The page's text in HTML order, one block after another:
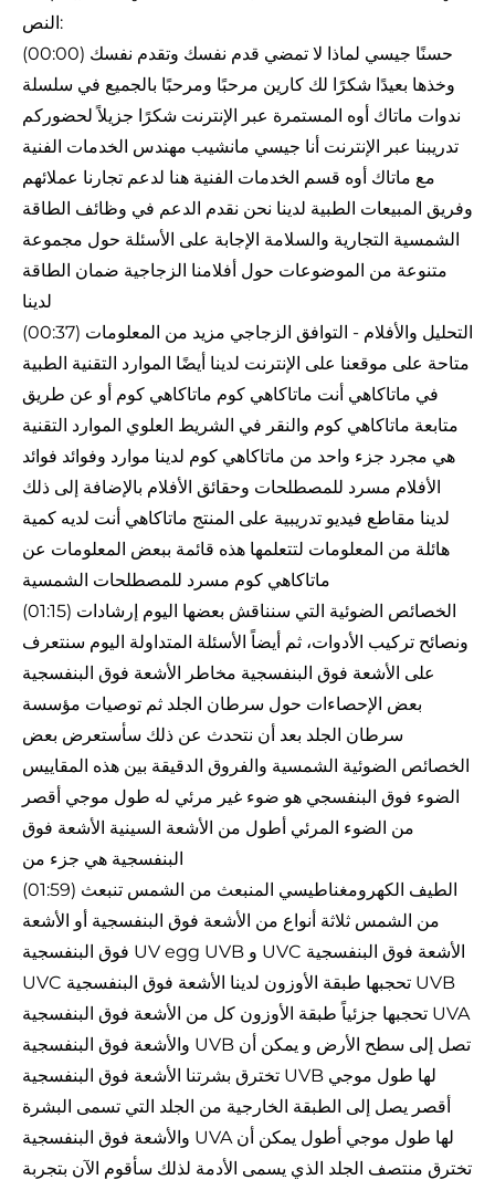
النص:
(00:00) حسنًا جيسي لماذا لا تمضي قدم نفسك وتقدم نفسك
وخذها بعيدًا شكرًا لك كارين مرحبًا ومرحبًا بالجميع في سلسلة
ندوات ماتاك أوه المستمرة عبر الإنترنت شكرًا جزيلاً لحضوركم
تدريبنا عبر الإنترنت أنا جيسي مانشيب مهندس الخدمات الفنية
مع ماتاك أوه قسم الخدمات الفنية هنا لدعم تجارنا عملائهم
وفريق المبيعات الطبية لدينا نحن نقدم الدعم في وظائف الطاقة
الشمسية التجارية والسلامة الإجابة على الأسئلة حول مجموعة
متنوعة من الموضوعات حول أفلامنا الزجاجية ضمان الطاقة
لدينا
(00:37) التحليل والأفلام - التوافق الزجاجي مزيد من المعلومات
متاحة على موقعنا على الإنترنت لدينا أيضًا الموارد التقنية الطبية
في ماتاكاهي أنت ماتاكاهي كوم ماتاكاهي كوم أو عن طريق
متابعة ماتاكاهي كوم والنقر في الشريط العلوي الموارد التقنية
هي مجرد جزء واحد من ماتاكاهي كوم لدينا موارد وفوائد فوائد
الأفلام مسرد للمصطلحات وحقائق الأفلام بالإضافة إلى ذلك
لدينا مقاطع فيديو تدريبية على المنتج ماتاكاهي أنت لديه كمية
هائلة من المعلومات لتتعلمها هذه قائمة ببعض المعلومات عن
ماتاكاهي كوم مسرد للمصطلحات الشمسية
(01:15) الخصائص الضوئية التي سنناقش بعضها اليوم إرشادات
ونصائح تركيب الأدوات، ثم أيضاً الأسئلة المتداولة اليوم سنتعرف
على الأشعة فوق البنفسجية مخاطر الأشعة فوق البنفسجية
بعض الإحصاءات حول سرطان الجلد ثم توصيات مؤسسة
سرطان الجلد بعد أن نتحدث عن ذلك سأستعرض بعض
الخصائص الضوئية الشمسية والفروق الدقيقة بين هذه المقاييس
الضوء فوق البنفسجي هو ضوء غير مرئي له طول موجي أقصر
من الضوء المرئي أطول من الأشعة السينية الأشعة فوق
البنفسجية هي جزء من
(01:59) الطيف الكهرومغناطيسي المنبعث من الشمس تنبعث
من الشمس ثلاثة أنواع من الأشعة فوق البنفسجية أو الأشعة
فوق البنفسجية UV egg UVB و UVC الأشعة فوق البنفسجية
UVC تحجبها طبقة الأوزون لدينا الأشعة فوق البنفسجية UVB
تحجبها جزئياً طبقة الأوزون كل من الأشعة فوق البنفسجية UVA
والأشعة فوق البنفسجية UVB تصل إلى سطح الأرض و يمكن أن
تخترق بشرتنا الأشعة فوق البنفسجية UVB لها طول موجي
أقصر يصل إلى الطبقة الخارجية من الجلد التي تسمى البشرة
والأشعة فوق البنفسجية UVA لها طول موجي أطول يمكن أن
تخترق منتصف الجلد الذي يسمى الأدمة لذلك سأقوم الآن بتجربة